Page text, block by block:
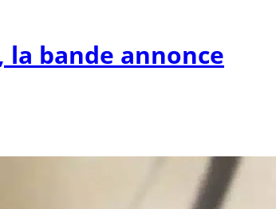
bande annonce